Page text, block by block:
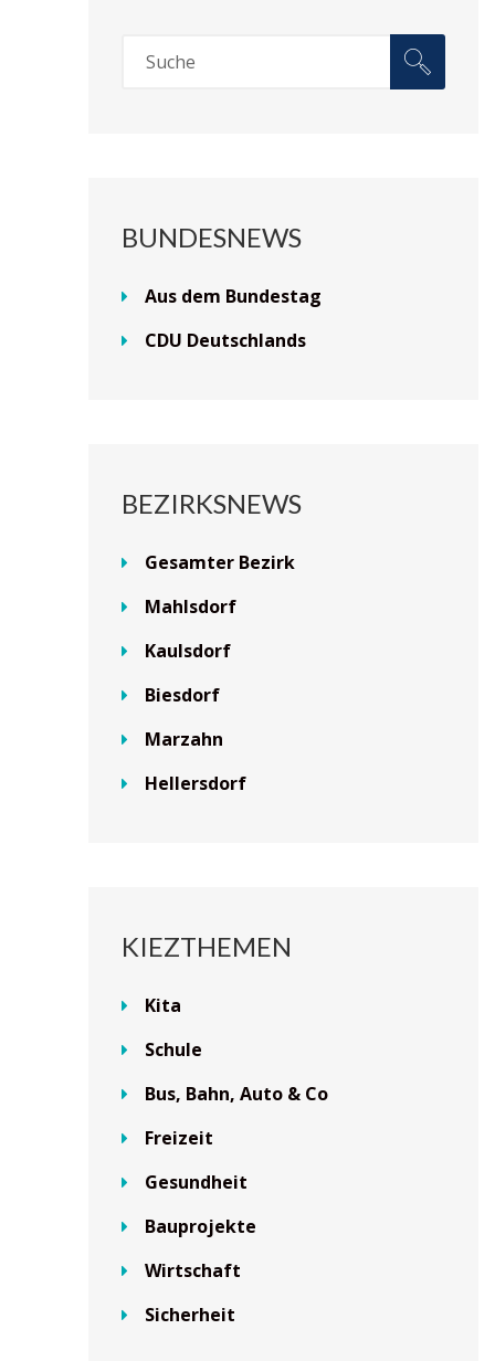
BUNDESNEWS
Aus dem Bundestag
CDU Deutschlands
BEZIRKSNEWS
Gesamter Bezirk
Mahlsdorf
Kaulsdorf
Biesdorf
Marzahn
Hellersdorf
KIEZTHEMEN
Kita
Schule
Bus, Bahn, Auto & Co
Freizeit
Gesundheit
Bauprojekte
Wirtschaft
Sicherheit